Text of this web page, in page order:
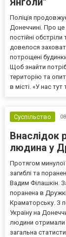
Поліція
Донеччині. Про це
постійні
довелося
потрощені
Щоб знайти
територію та
в місті. «У нас
Суспільство
Внаслідок
людина у
Протягом минулої
загиблі та
Вадим Філашкін.
поранена в
Краматорську. З
Україну на
людини отримали
загальна